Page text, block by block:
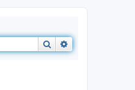
Suche